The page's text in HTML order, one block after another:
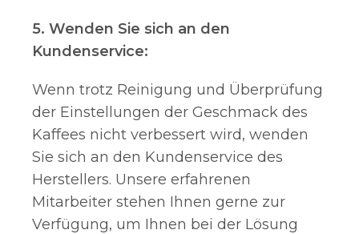
5. Wenden Sie sich an den
Kundenservice:
Wenn trotz Reinigung und Überprüfung
der Einstellungen der Geschmack des
Kaffees nicht verbessert wird, wenden
Sie sich an den Kundenservice des
Herstellers. Unsere erfahrenen
Mitarbeiter stehen Ihnen gerne zur
Verfügung, um Ihnen bei der Lösung